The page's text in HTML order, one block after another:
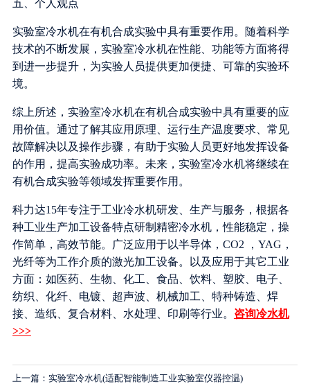
五、个人观点
实验室冷水机在有机合成实验中具有重要作用。随着科学
技术的不断发展，实验室冷水机在性能、功能等方面将得
到进一步提升，为实验人员提供更加便捷、可靠的实验环
境。
综上所述，实验室冷水机在有机合成实验中具有重要的应
用价值。通过了解其应用原理、运行生产温度要求、常见
故障解决以及操作步骤，有助于实验人员更好地发挥设备
的作用，提高实验成功率。未来，实验室冷水机将继续在
有机合成实验等领域发挥重要作用。
科力达15年专注于工业冷水机研发、生产与服务，根据各
种工业生产加工设备特点研制精密冷水机，性能稳定，操
作简单，高效节能。广泛应用于以半导体，CO2 ，YAG，
光纤等为工作介质的激光加工设备。以及应用于其它工业
方面：如医药、生物、化工、食品、饮料、塑胶、电子、
纺织、化纤、电镀、超声波、机械加工、特种铸造、焊
接、造纸、复合材料、水处理、印刷等行业。 咨询冷水机
>>>
上一篇：实验室冷水机(适配智能制造工业实验室仪器控温)